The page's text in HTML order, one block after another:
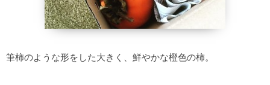
筆柿のような形をした大きく、鮮やかな橙色の柿。